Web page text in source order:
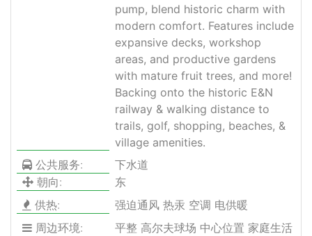
pump, blend historic charm with
modern comfort. Features include
expansive decks, workshop
areas, and productive gardens
with mature fruit trees, and more!
Backing onto the historic E&N
railway & walking distance to
trails, golf, shopping, beaches, &
village amenities.
公共服务:
下水道
朝向:
东
供热:
强迫通风 热汞 空调 电供暖
周边环境:
平整 高尔夫球场 中心位置 家庭生活